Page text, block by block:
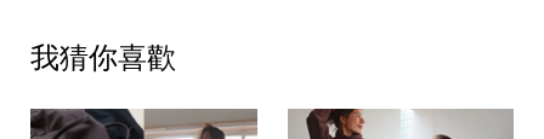
我猜你喜歡